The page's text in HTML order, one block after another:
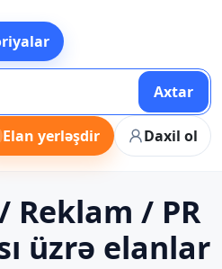
Axtar
Elan yerləşdir Daxil ol
/ PR
üzrə elanlar